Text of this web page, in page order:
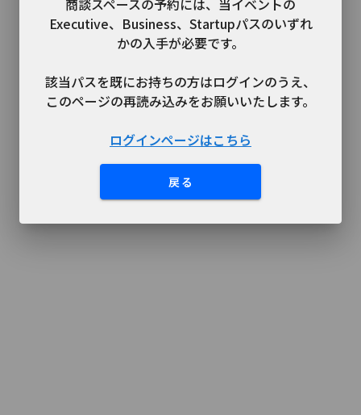
商談スペースの予約には、当イベントの
Executive、Business、Startupパスのいずれ
かの入手が必要です。
該当パスを既にお持ちの方はログインのうえ、
このページの再読み込みをお願いいたします。
ログインページはこちら
戻る